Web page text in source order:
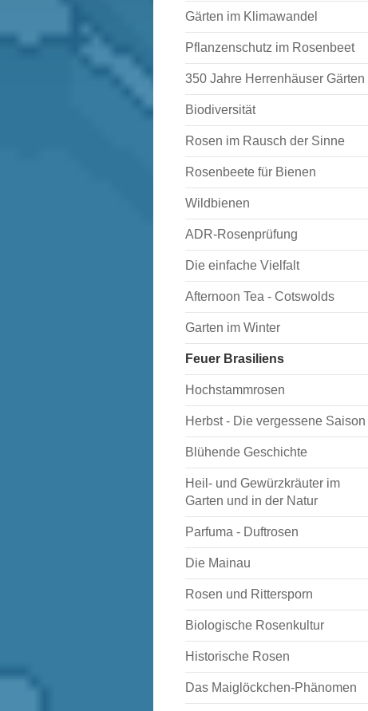
Gärten im Klimawandel
Pflanzenschutz im Rosenbeet
350 Jahre Herrenhäuser Gärten
Biodiversität
Rosen im Rausch der Sinne
Rosenbeete für Bienen
Wildbienen
ADR-Rosenprüfung
Die einfache Vielfalt
Afternoon Tea - Cotswolds
Garten im Winter
Feuer Brasiliens
Hochstammrosen
Herbst - Die vergessene Saison
Blühende Geschichte
Heil- und Gewürzkräuter im
Garten und in der Natur
Parfuma - Duftrosen
Die Mainau
Rosen und Rittersporn
Biologische Rosenkultur
Historische Rosen
Das Maiglöckchen-Phänomen